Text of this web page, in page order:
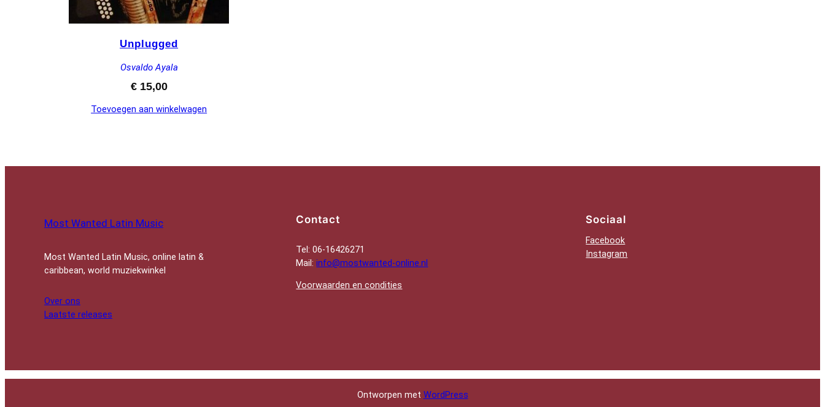
Unplugged
Osvaldo Ayala
€15,00
Toevoegen aan winkelwagen
Most Wanted Latin Music
Most Wanted Latin Music, online latin &
caribbean, world muziekwinkel
Over ons
Laatste releases
Contact
Tel: 06-16426271
Mail:info@mostwanted-online.nl
Voorwaarden en condities
Sociaal
Facebook
Instagram
Ontworpen met WordPress